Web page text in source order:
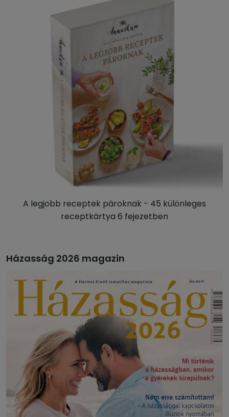
A legjobb receptek pároknak - 45 különleges
receptkártya 6 fejezetben
Házasság 2026 magazin